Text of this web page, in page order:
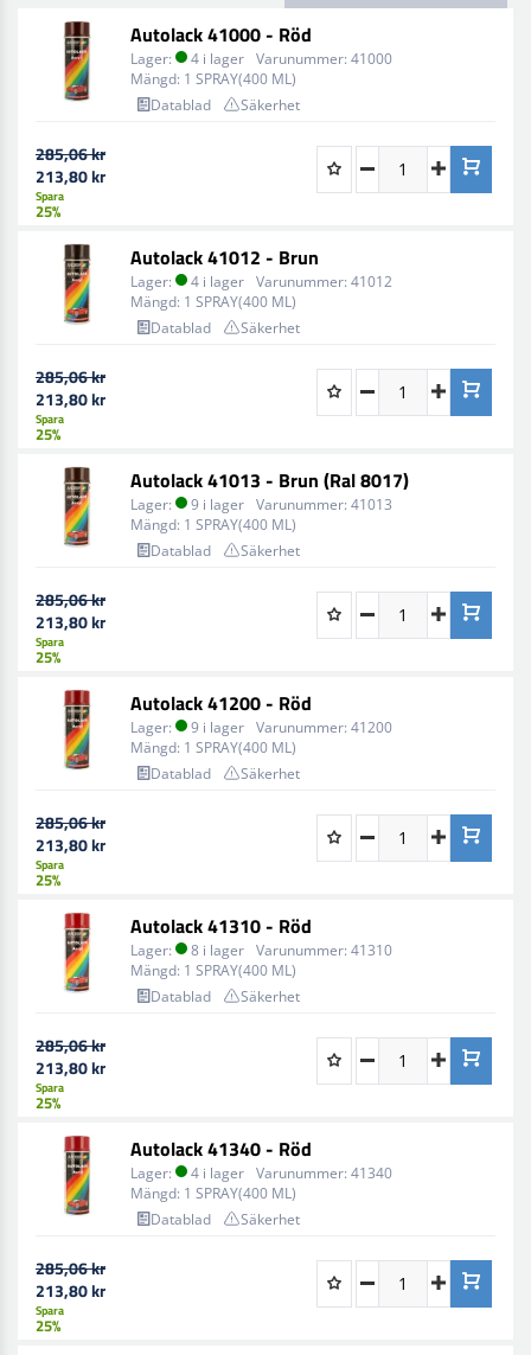
Autolack 41000 - Röd
Lager: 4 i lager Varunummer: 41000
Mängd: 1 SPRAY(400 ML)
Datablad
Säkerhet
285,06 kr
213,80 kr
Spara
25%
Autolack 41012 - Brun
Lager: 4 i lager Varunummer: 41012
Mängd: 1 SPRAY(400 ML)
Datablad
Säkerhet
285,06 kr
213,80 kr
Spara
25%
Autolack 41013 - Brun (Ral 8017)
Lager: 9 i lager Varunummer: 41013
Mängd: 1 SPRAY(400 ML)
Datablad
Säkerhet
285,06 kr
213,80 kr
Spara
25%
Autolack 41200 - Röd
Lager: 9 i lager Varunummer: 41200
Mängd: 1 SPRAY(400 ML)
Datablad
Säkerhet
285,06 kr
213,80 kr
Spara
25%
Autolack 41310 - Röd
Lager: 8 i lager Varunummer: 41310
Mängd: 1 SPRAY(400 ML)
Datablad
Säkerhet
285,06 kr
213,80 kr
Spara
25%
Autolack 41340 - Röd
Lager: 4 i lager Varunummer: 41340
Mängd: 1 SPRAY(400 ML)
Datablad
Säkerhet
285,06 kr
213,80 kr
Spara
25%